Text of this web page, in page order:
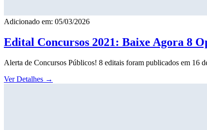
Adicionado em: 05/03/2026
Edital Concursos 2021: Baixe Agora 8
Alerta de Concursos Públicos! 8 editais foram publicados em 16
Ver Detalhes →